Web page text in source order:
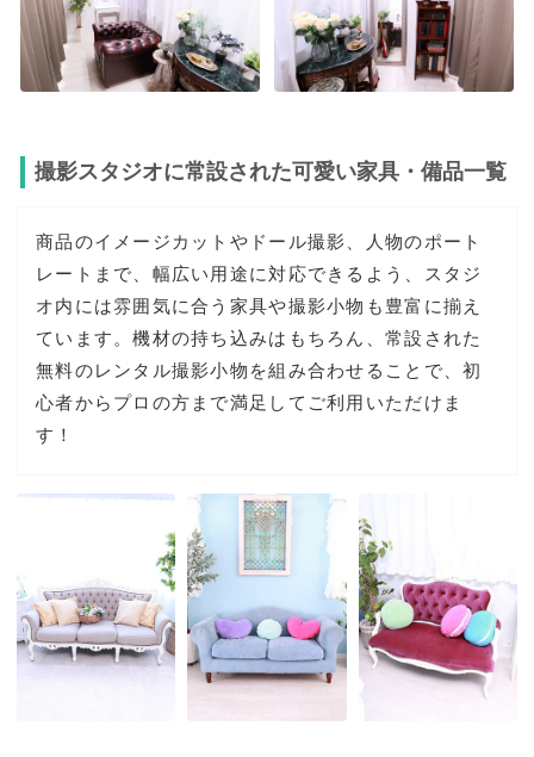
撮影スタジオに常設された可愛い家具・備品一覧
商品のイメージカットやドール撮影、人物のポート
レートまで、幅広い用途に対応できるよう、スタジ
オ内には雰囲気に合う家具や撮影小物も豊富に揃え
ています。機材の持ち込みはもちろん、常設された
無料のレンタル撮影小物を組み合わせることで、初
心者からプロの方まで満足してご利用いただけま
す！